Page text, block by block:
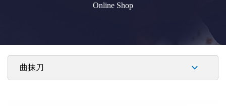
Online Shop